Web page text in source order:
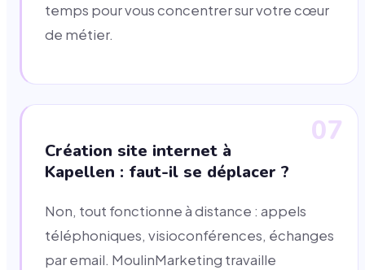
temps pour vous concentrer sur votre cœur
de métier.
07
Création site internet à
Kapellen : faut-il se déplacer ?
Non, tout fonctionne à distance : appels
téléphoniques, visioconférences, échanges
par email. MoulinMarketing travaille